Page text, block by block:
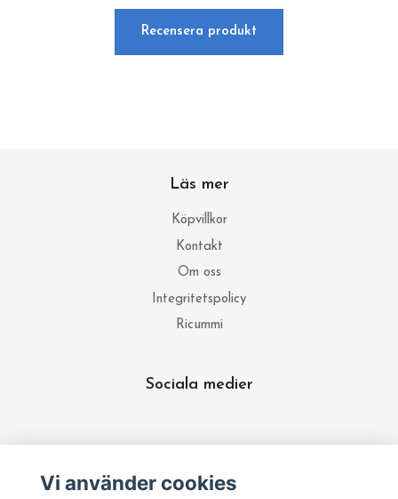
Recensera produkt
Läs mer
Köpvillkor
Kontakt
Om oss
Integritetspolicy
Ricummi
Sociala medier
Vi använder cookies